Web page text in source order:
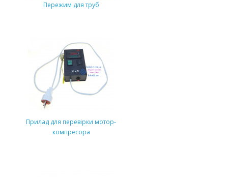
Пережим для труб
Прилад для перевірки мотор-
компресора